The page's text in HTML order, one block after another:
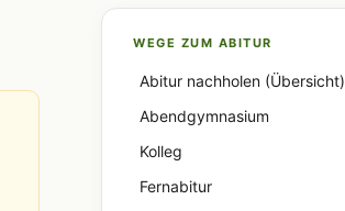
WEGE ZUM ABITUR
Abitur nachholen (Übersicht)
Abendgymnasium
Kolleg
Fernabitur